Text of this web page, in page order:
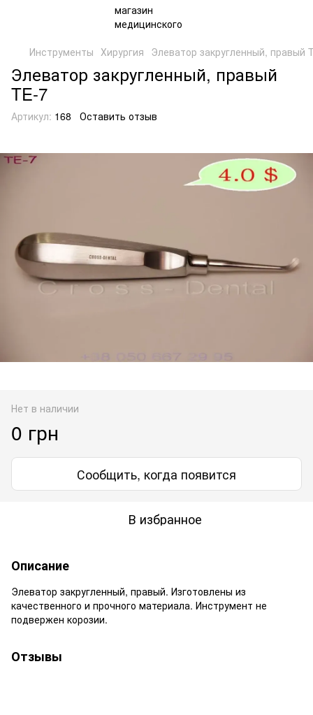
Инструменты Хирургия Элеватор закругленный, правый
Элеватор закругленный, правый
TE-7
Артикул: 168 Оставить отзыв
Нет в наличии
0 грн
Сообщить, когда появится
В избранное
Описание
Элеватор закругленный, правый. Изготовлены из
качественного и прочного материала. Инструмент не
подвержен корозии.
Отзывы